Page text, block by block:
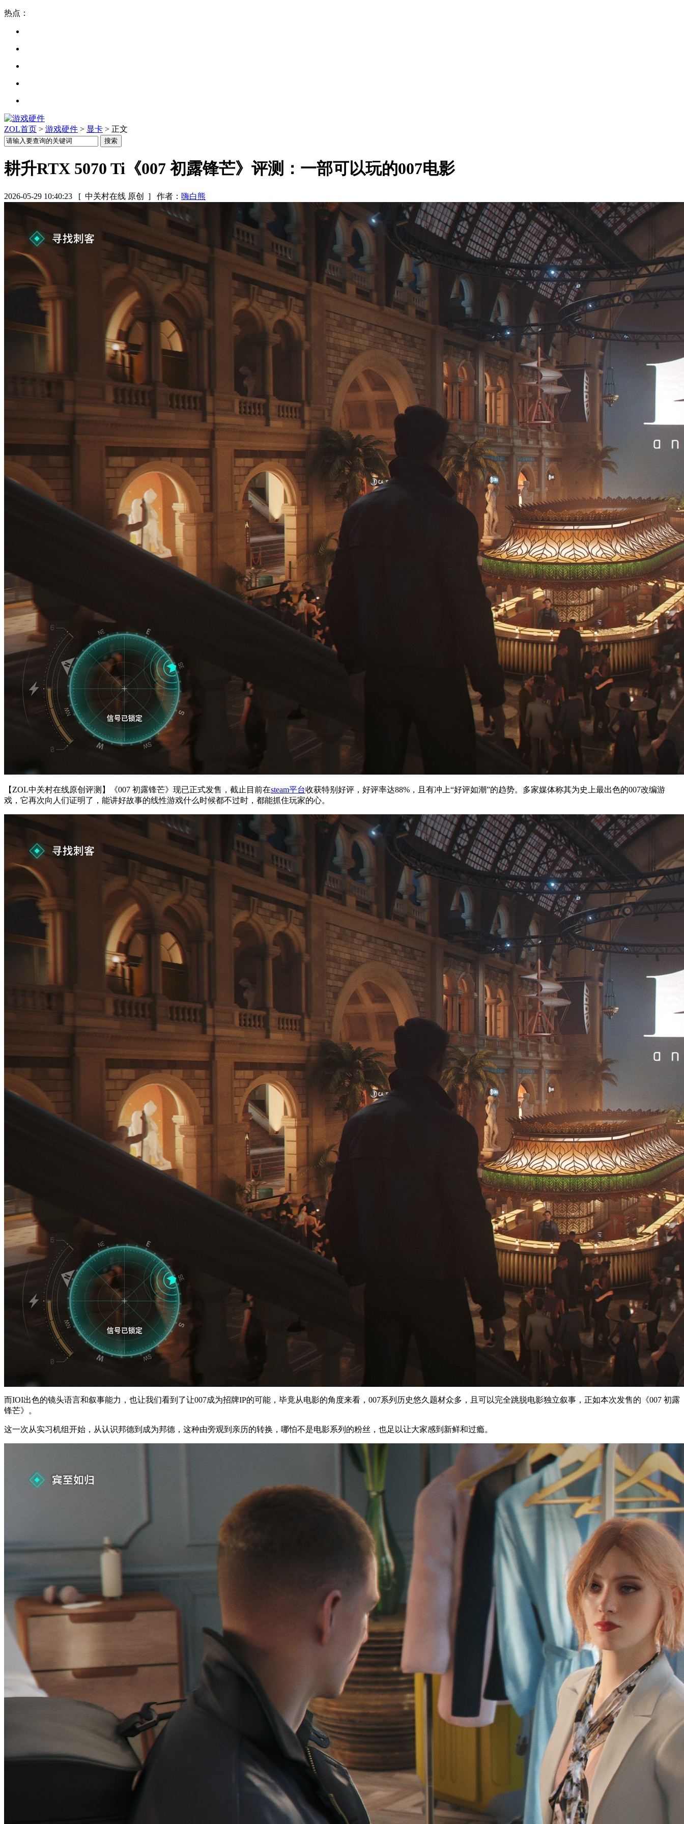
热点：
ZOL首页 > 游戏硬件 > 显卡 > 正文
耕升RTX 5070 Ti《007 初露锋芒》评测：一部可以玩的007电影
2026-05-29 10:40:23 [ 中关村在线 原创 ] 作者： 嗨白熊
【ZOL中关村在线原创评测】《007 初露锋芒》现已正式发售，截止目前在steam平台收获特别好评，好评率达88%，且有冲上“好评如潮”的趋势。多家媒体称其为史上最出色的007改编游
戏，它再次向人们证明了，能讲好故事的线性游戏什么时候都不过时，都能抓住玩家的心。
而IOI出色的镜头语言和叙事能力，也让我们看到了让007成为招牌IP的可能，毕竟从电影的角度来看，007系列历史悠久题材众多，且可以完全跳脱电影独立叙事，正如本次发售的《007 初露
锋芒》。
这一次从实习机组开始，从认识邦德到成为邦德，这种由旁观到亲历的转换，哪怕不是电影系列的粉丝，也足以让大家感到新鲜和过瘾。